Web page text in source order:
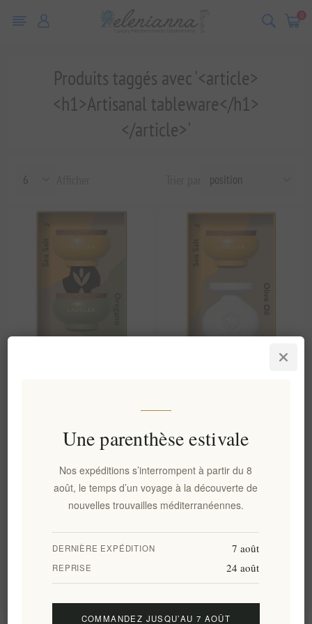
0
Catégories
Tags fréquents
Produits taggés avec '<article>
<h1>Artisanal tableware</h1>
</article>'
€18,00 HT
Vierge Pressée à Froid
EL1830
€20,00 HT
Une parenthèse estivale
Nos expéditions s’interrompent à partir du 8
août, le temps d’un voyage à la découverte de
nouvelles trouvailles méditerranéennes.
DERNIÈRE EXPÉDITION 7 août
REPRISE 24 août
COMMANDEZ JUSQU’AU 7 AOÛT